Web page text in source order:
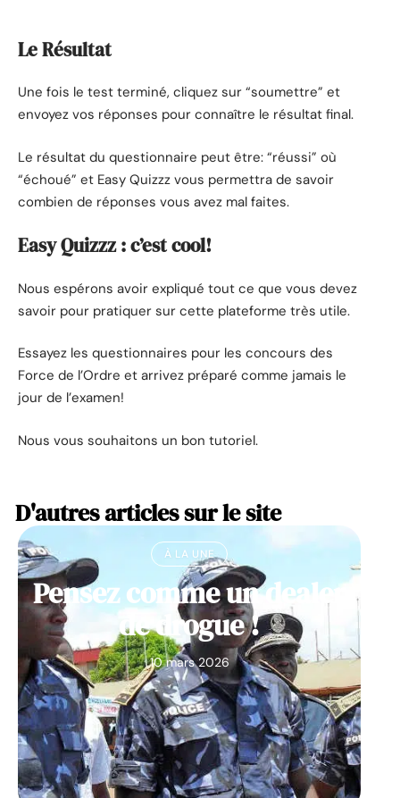
Le Résultat
Une fois le test terminé, cliquez sur “soumettre” et
envoyez vos réponses pour connaître le résultat final.
Le résultat du questionnaire peut être: “réussi” où
“échoué” et Easy Quizzz vous permettra de savoir
combien de réponses vous avez mal faites.
Easy Quizzz : c’est cool!
Nous espérons avoir expliqué tout ce que vous devez
savoir pour pratiquer sur cette plateforme très utile.
Essayez les questionnaires pour les concours des
Force de l’Ordre et arrivez préparé comme jamais le
jour de l’examen!
Nous vous souhaitons un bon tutoriel.
D'autres articles sur le site
À LA UNE
Pensez comme un dealer
de drogue !
10 mars 2026